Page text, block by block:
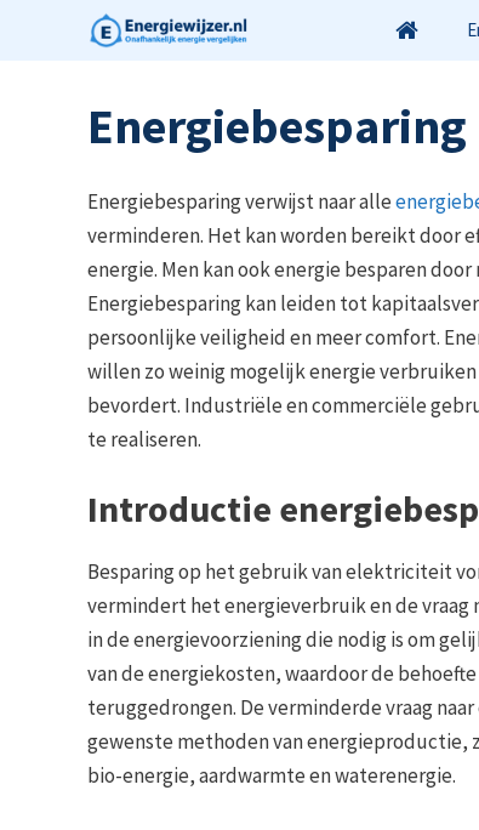
Energiebesparing
Energiebesparing verwijst naar alle
verminderen. Het kan worden bereikt door
energie. Men kan ook energie besparen
Energiebesparing kan leiden tot
persoonlijke veiligheid en meer comfort.
willen zo weinig mogelijk energie
bevordert. Industriële en commerciële
te realiseren.
Introductie
Besparing op het gebruik van elektriciteit
vermindert het energieverbruik en de vraag
in de energievoorziening die nodig is om
van de energiekosten, waardoor de
teruggedrongen. De verminderde vraag
gewenste methoden van energieproductie,
bio-energie, aardwarmte en waterenergie.